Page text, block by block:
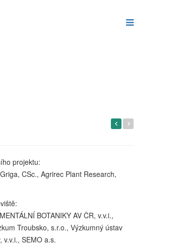
projektu:
CSc., Agrirec Plant Research,
BOTANIKY AV ČR, v.v.i.,
Troubsko, s.r.o., Výzkumný ústav
v.v.i., SEMO a.s.